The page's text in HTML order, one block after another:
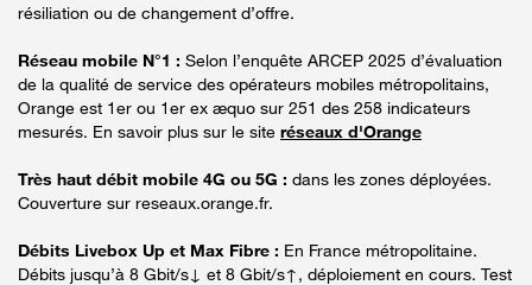
résiliation ou de changement d’offre.
Réseau mobile N°1 : Selon l’enquête ARCEP 2025 d’évaluation
de la qualité de service des opérateurs mobiles métropolitains,
Orange est 1er ou 1er ex æquo sur 251 des 258 indicateurs
mesurés. En savoir plus sur le site réseaux d'Orange
Très haut débit mobile 4G ou 5G : dans les zones déployées.
Couverture sur reseaux.orange.fr.
Débits Livebox Up et Max Fibre : En France métropolitaine.
Débits jusqu’à 8 Gbit/s↓ et 8 Gbit/s↑, déploiement en cours. Test